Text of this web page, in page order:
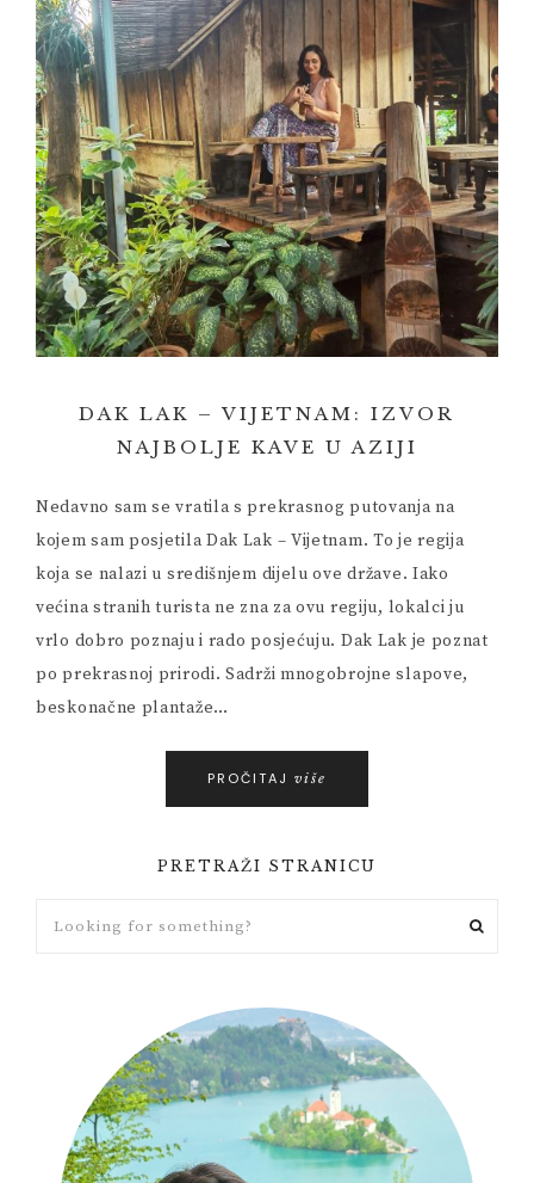
DAK LAK – VIJETNAM: IZVOR
NAJBOLJE KAVE U AZIJI
Nedavno sam se vratila s prekrasnog putovanja na
kojem sam posjetila Dak Lak – Vijetnam. To je regija
koja se nalazi u središnjem dijelu ove države. Iako
većina stranih turista ne zna za ovu regiju, lokalci ju
vrlo dobro poznaju i rado posjećuju. Dak Lak je poznat
po prekrasnoj prirodi. Sadrži mnogobrojne slapove,
beskonačne plantaže…
PROČITAJ više
PRETRAŽI STRANICU